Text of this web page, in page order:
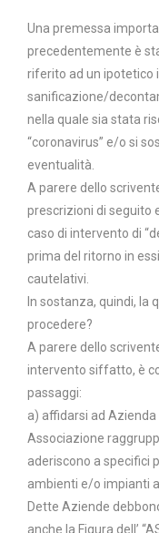
Una premessa
precedentemente è
riferito ad un ipotetico
sanificazione/
nella quale sia stata
“coronavirus” e/o si
eventualità.
A parere dello
prescrizioni di seguito
caso di intervento di
prima del ritorno in
cautelativi.
In sostanza, quindi, la
procedere?
A parere dello
intervento siffatto, è
passaggi:
a) affidarsi ad
Associazione
aderiscono a specifici
ambienti e/o impianti
Dette Aziende
anche la Figura dell’